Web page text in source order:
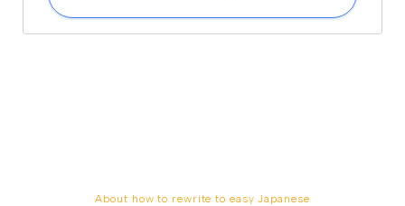
About how to rewrite to easy Japanese